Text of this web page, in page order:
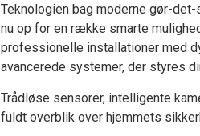
Teknologien bag moderne gør-
nu op for en række smarte
professionelle installationer med
avancerede systemer, der styres
Trådløse sensorer, intelligente
fuldt overblik over hjemmets